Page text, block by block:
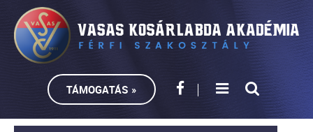
TÁMOGATÁS »